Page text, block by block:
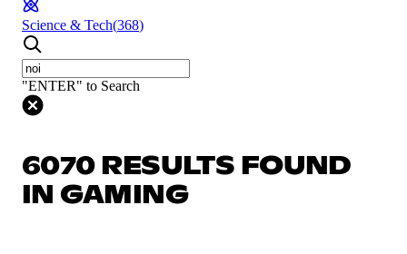
Science & Tech(368)
"ENTER" to Search
6070 RESULTS FOUND
IN GAMING